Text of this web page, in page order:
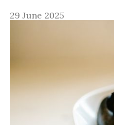
29 June 2025